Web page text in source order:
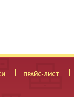
ПРАЙС-ЛИСТ